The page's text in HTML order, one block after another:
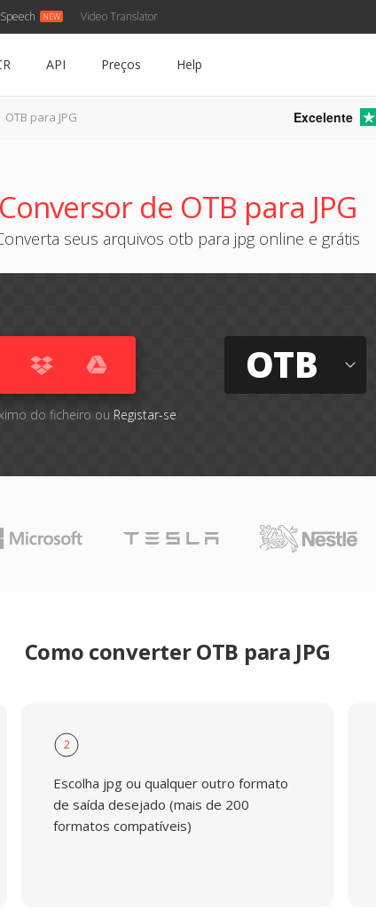
Video Translator
API Preços Help
OTB para JPG Excelente
Conversor de OTB para JPG
seus arquivos otb para jpg online e grátis
do ficheiro ou Registar-se
OTB
Como converter OTB para JPG
2
Escolha jpg ou qualquer outro formato
de saída desejado (mais de 200
formatos compatíveis)